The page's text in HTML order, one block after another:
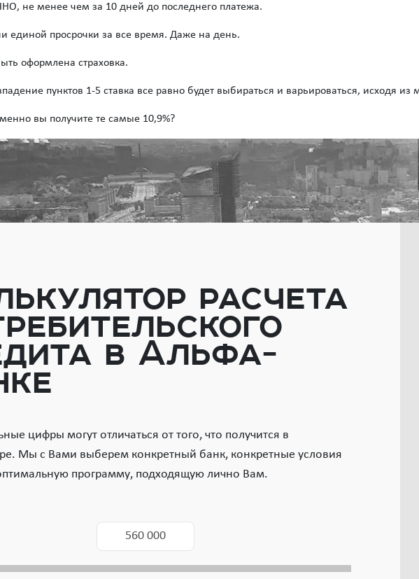
не менее чем за 10 дней до последнего платежа.
единой просрочки за все время. Даже на день.
оформлена страховка.
пунктов 1-5 ставка все равно будет выбираться и варьироваться, исходя
вы получите те самые 10,9%?
расчета
в Альфа-
цифры могут отличаться от того, что получится в
Мы с Вами выберем конкретный банк, конкретные условия
программу, подходящую лично Вам.